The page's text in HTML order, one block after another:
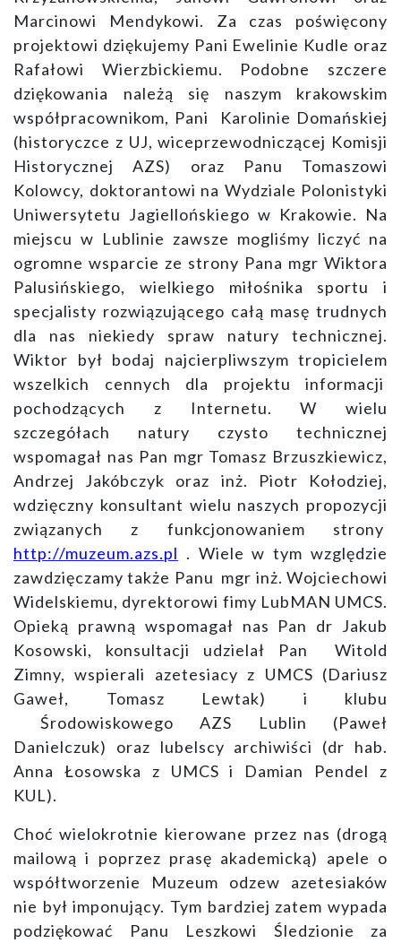
Marcinowi Mendykowi. Za czas poświęcony
projektowi dziękujemy Pani Ewelinie Kudle oraz
Rafałowi Wierzbickiemu. Podobne szczere
dziękowania należą się naszym krakowskim
współpracownikom, Pani Karolinie Domańskiej
(historyczce z UJ, wiceprzewodniczącej Komisji
Historycznej AZS) oraz Panu Tomaszowi
Kolowcy, doktorantowi na Wydziale Polonistyki
Uniwersytetu Jagiellońskiego w Krakowie. Na
miejscu w Lublinie zawsze mogliśmy liczyć na
ogromne wsparcie ze strony Pana mgr Wiktora
Palusińskiego, wielkiego miłośnika sportu i
specjalisty rozwiązującego całą masę trudnych
dla nas niekiedy spraw natury technicznej.
Wiktor był bodaj najcierpliwszym tropicielem
wszelkich cennych dla projektu informacji
pochodzących z Internetu. W wielu
szczegółach natury czysto technicznej
wspomagał nas Pan mgr Tomasz Brzuszkiewicz,
Andrzej Jakóbczyk oraz inż. Piotr Kołodziej,
wdzięczny konsultant wielu naszych propozycji
związanych z funkcjonowaniem strony
http://muzeum.azs.pl . Wiele w tym względzie
zawdzięczamy także Panu mgr inż. Wojciechowi
Widelskiemu, dyrektorowi fimy LubMAN UMCS.
Opieką prawną wspomagał nas Pan dr Jakub
Kosowski, konsultacji udzielał Pan Witold
Zimny, wspierali azetesiacy z UMCS (Dariusz
Gaweł, Tomasz Lewtak) i klubu
Środowiskowego AZS Lublin (Paweł
Danielczuk) oraz lubelscy archiwiści (dr hab.
Anna Łosowska z UMCS i Damian Pendel z
KUL).
Choć wielokrotnie kierowane przez nas (drogą
mailową i poprzez prasę akademicką) apele o
współtworzenie Muzeum odzew azetesiaków
nie był imponujący. Tym bardziej zatem wypada
podziękować Panu Leszkowi Śledzionie za